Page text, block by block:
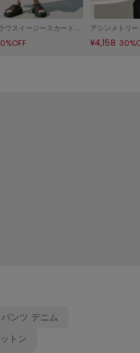
アシンメトリ
¥4,158
ンツ デニム
トン